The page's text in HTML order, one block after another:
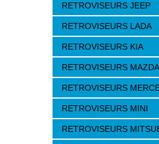
RETROVISEURS JEEP
RETROVISEURS LADA
RETROVISEURS KIA
RETROVISEURS MAZDA
RETROVISEURS
RETROVISEURS MINI
RETROVISEURS